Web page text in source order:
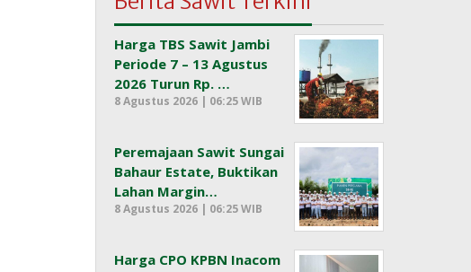
Harga TBS Sawit Jambi
Periode 7 – 13 Agustus
2026 Turun Rp. …
8 Agustus 2026 | 06:25 WIB
Peremajaan Sawit Sungai
Bahaur Estate, Buktikan
Lahan Margin…
8 Agustus 2026 | 06:25 WIB
Harga CPO KPBN Inacom